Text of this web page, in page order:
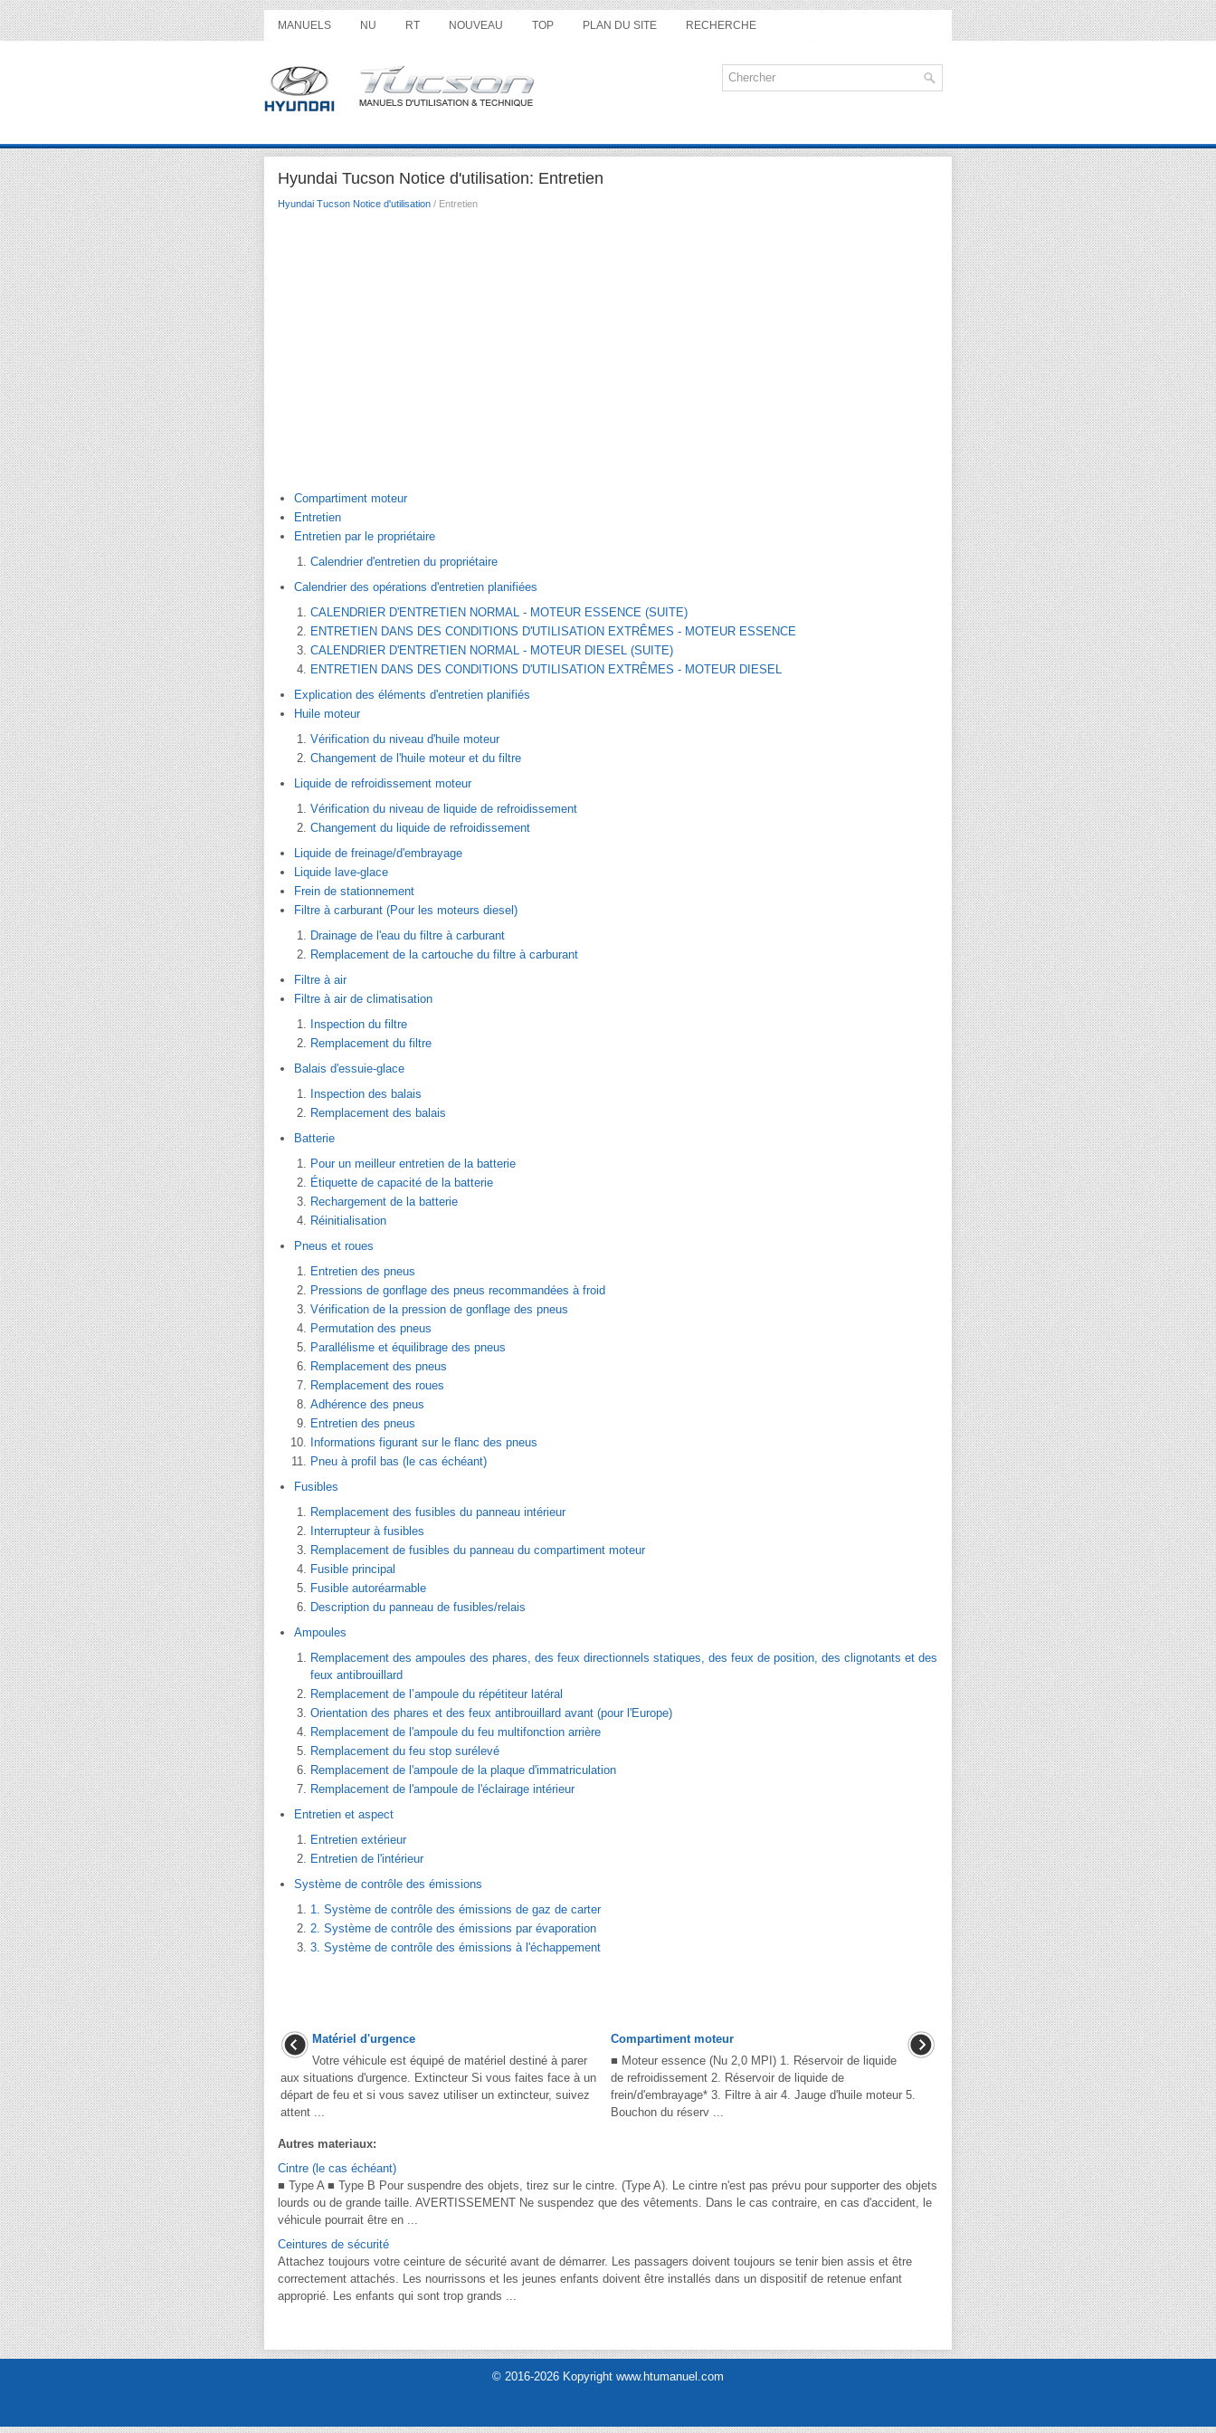
MANUELS NU RT NOUVEAU TOP PLAN DU SITE RECHERCHE
Hyundai Tucson Notice d'utilisation: Entretien
Hyundai Tucson Notice d'utilisation / Entretien
Compartiment moteur
Entretien
Entretien par le propriétaire
Calendrier d'entretien du propriétaire
Calendrier des opérations d'entretien planifiées
CALENDRIER D'ENTRETIEN NORMAL - MOTEUR ESSENCE (SUITE)
ENTRETIEN DANS DES CONDITIONS D'UTILISATION EXTRÊMES - MOTEUR ESSENCE
CALENDRIER D'ENTRETIEN NORMAL - MOTEUR DIESEL (SUITE)
ENTRETIEN DANS DES CONDITIONS D'UTILISATION EXTRÊMES - MOTEUR DIESEL
Explication des éléments d'entretien planifiés
Huile moteur
Vérification du niveau d'huile moteur
Changement de l'huile moteur et du filtre
Liquide de refroidissement moteur
Vérification du niveau de liquide de refroidissement
Changement du liquide de refroidissement
Liquide de freinage/d'embrayage
Liquide lave-glace
Frein de stationnement
Filtre à carburant (Pour les moteurs diesel)
Drainage de l'eau du filtre à carburant
Remplacement de la cartouche du filtre à carburant
Filtre à air
Filtre à air de climatisation
Inspection du filtre
Remplacement du filtre
Balais d'essuie-glace
Inspection des balais
Remplacement des balais
Batterie
Pour un meilleur entretien de la batterie
Étiquette de capacité de la batterie
Rechargement de la batterie
Réinitialisation
Pneus et roues
Entretien des pneus
Pressions de gonflage des pneus recommandées à froid
Vérification de la pression de gonflage des pneus
Permutation des pneus
Parallélisme et équilibrage des pneus
Remplacement des pneus
Remplacement des roues
Adhérence des pneus
Entretien des pneus
Informations figurant sur le flanc des pneus
Pneu à profil bas (le cas échéant)
Fusibles
Remplacement des fusibles du panneau intérieur
Interrupteur à fusibles
Remplacement de fusibles du panneau du compartiment moteur
Fusible principal
Fusible autoréarmable
Description du panneau de fusibles/relais
Ampoules
Remplacement des ampoules des phares, des feux directionnels statiques, des feux de position, des clignotants et des
feux antibrouillard
Remplacement de l’ampoule du répétiteur latéral
Orientation des phares et des feux antibrouillard avant (pour l'Europe)
Remplacement de l'ampoule du feu multifonction arrière
Remplacement du feu stop surélevé
Remplacement de l'ampoule de la plaque d'immatriculation
Remplacement de l'ampoule de l'éclairage intérieur
Entretien et aspect
Entretien extérieur
Entretien de l'intérieur
Système de contrôle des émissions
1. Système de contrôle des émissions de gaz de carter
2. Système de contrôle des émissions par évaporation
3. Système de contrôle des émissions à l'échappement
Matériel d'urgence
Votre véhicule est équipé de matériel destiné à parer
aux situations d'urgence. Extincteur Si vous faites face à un
départ de feu et si vous savez utiliser un extincteur, suivez
attent ...
Compartiment moteur
■ Moteur essence (Nu 2,0 MPI) 1. Réservoir de liquide
de refroidissement 2. Réservoir de liquide de
frein/d'embrayage* 3. Filtre à air 4. Jauge d'huile moteur 5.
Bouchon du réserv ...
Autres materiaux:
Cintre (le cas échéant)
■ Type A ■ Type B Pour suspendre des objets, tirez sur le cintre. (Type A). Le cintre n'est pas prévu pour supporter des objets
lourds ou de grande taille. AVERTISSEMENT Ne suspendez que des vêtements. Dans le cas contraire, en cas d'accident, le
véhicule pourrait être en ...
Ceintures de sécurité
Attachez toujours votre ceinture de sécurité avant de démarrer. Les passagers doivent toujours se tenir bien assis et être
correctement attachés. Les nourrissons et les jeunes enfants doivent être installés dans un dispositif de retenue enfant
approprié. Les enfants qui sont trop grands ...
© 2016-2026 Kopyright www.htumanuel.com